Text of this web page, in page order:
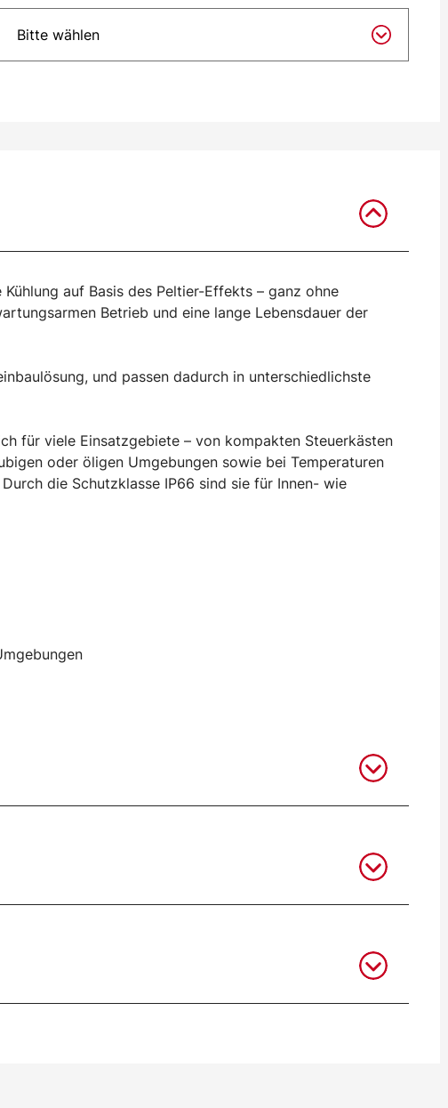
auf Basis des Peltier-Effekts – ganz ohne
Betrieb und eine lange Lebensdauer der
und passen dadurch in unterschiedlichste
für viele Einsatzgebiete – von kompakten Steuerkästen
oder öligen Umgebungen sowie bei Temperaturen
die Schutzklasse IP66 sind sie für Innen- wie